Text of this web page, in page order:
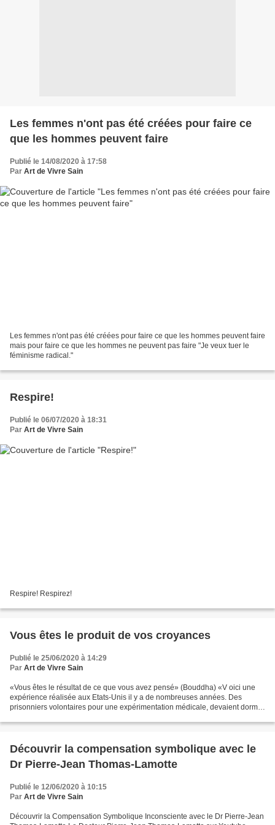
Les femmes n'ont pas été créées pour faire ce
que les hommes peuvent faire
Publié le 14/08/2020 à 17:58
Par Art de Vivre Sain
Les femmes n'ont pas été créées pour faire ce que les hommes peuvent faire
mais pour faire ce que les hommes ne peuvent pas faire "Je veux tuer le
féminisme radical."
Respire!
Publié le 06/07/2020 à 18:31
Par Art de Vivre Sain
Respire! Respirez!
Vous êtes le produit de vos croyances
Publié le 25/06/2020 à 14:29
Par Art de Vivre Sain
«Vous êtes le résultat de ce que vous avez pensé» (Bouddha) «V oici une
expérience réalisée aux Etats-Unis il y a de nombreuses années. Des
prisonniers volontaires pour une expérimentation médicale, devaient dormir
Découvrir la compensation symbolique avec le
Dr Pierre-Jean Thomas-Lamotte
Publié le 12/06/2020 à 10:15
Par Art de Vivre Sain
Découvrir la Compensation Symbolique Inconsciente avec le Dr Pierre-Jean